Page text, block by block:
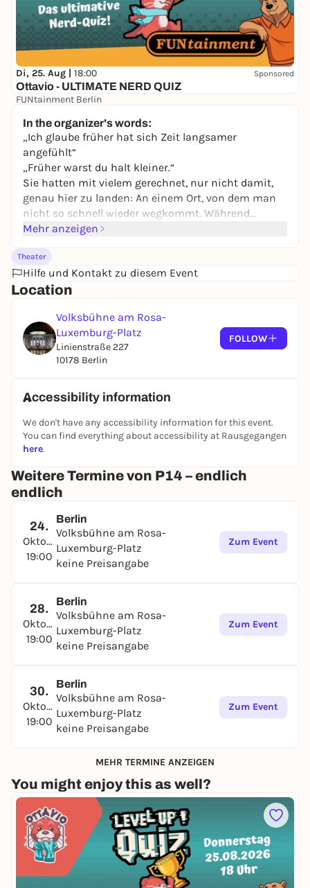
Di, 25. Aug | 18:00 Sponsored
Ottavio - ULTIMATE NERD QUIZ
FUNtainment Berlin
In the organizer's words:
„Ich glaube früher hat sich Zeit langsamer
angefühlt“
„Früher warst du halt kleiner.“
Sie hatten mit vielem gerechnet, nur nicht damit,
genau hier zu landen: An einem Ort, von dem man
nicht so schnell wieder wegkommt. Während
draußen vielleicht längst alles weiterläuft, verlieren
auch die Realität.
Irgendwo zwischen Nostalgie,
Nervenzusammenbrüchen und schlechter Luft
WhatsApp-Chats liest wie archäologische Funde.
Warum man sich nach Dingen sehnt, die man
früher nicht mochte und warum alle immer
glauben, das eigentliche Leben würde später
Außerdem kommen vor:
Seifenblasen.
Eine ominöse Tür, die nicht alle sehen können.
Fragwürdige Selbstoptimierung und Menschen, die
ihre Zeit langsam ein bisschen zu lange
miteinander teilen müssen.
Mehr anzeigen
Theater
Hilfe und Kontakt zu diesem Event
Location
Volksbühne am Rosa-
Luxemburg-Platz
Linienstraße 227
10178 Berlin
FOLLOW
Accessibility information
We don't have any accessibility information for this event.
You can find everything about accessibility at Rausgegangen
here.
Weitere Termine von P14 – endlich
endlich
24.
Oktober
19:00
Berlin
Volksbühne am Rosa-
Luxemburg-Platz
keine Preisangabe
Zum Event
28.
Oktober
19:00
Berlin
Volksbühne am Rosa-
Luxemburg-Platz
keine Preisangabe
Zum Event
30.
Oktober
19:00
Berlin
Volksbühne am Rosa-
Luxemburg-Platz
keine Preisangabe
Zum Event
MEHR TERMINE ANZEIGEN
You might enjoy this as well?